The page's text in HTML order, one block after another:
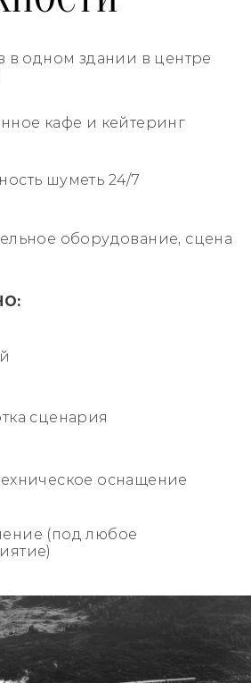
в одном здании в центре
кафе и кейтеринг
шуметь 24/7
оборудование, сцена
сценария
оснащение
(под любое